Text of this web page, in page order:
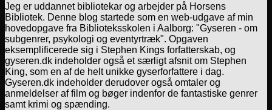
Jeg er uddannet bibliotekar og arbejder på Horsens
Bibliotek. Denne blog startede som en web-udgave af min
hovedopgave fra Biblioteksskolen i Aalborg: "Gyseren - om
subgenrer, psykologi og eventyrtræk". Opgaven
eksemplificerede sig i Stephen Kings forfatterskab, og
gyseren.dk indeholder også et særligt afsnit om Stephen
King, som en af de helt unikke gyserforfattere i dag.
Gyseren.dk indeholder derudover også omtaler og
anmeldelser af film og bøger indenfor de fantastiske genrer
samt krimi og spænding.